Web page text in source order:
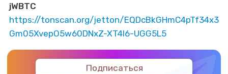
jWBTC
https://tonscan.org/jetton/EQDcBkGHmC4pTf34x3
Gm05XvepO5w60DNxZ-XT4I6-UGG5L5
Подписаться